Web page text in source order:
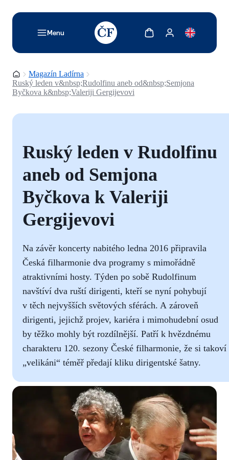
Menu
TODO: Add description for reader
Zobrazit košíkZobrazit můj účet
Domovská stránka
Magazín Ladírna
Ruský leden v&nbsp;Rudolfinu aneb od&nbsp;Semjona
Byčkova k&nbsp;Valeriji Gergijevovi
Ruský leden v Rudolfinu
aneb od Semjona
Byčkova k Valeriji
Gergijevovi
Na závěr koncerty nabitého ledna 2016 připravila
Česká filharmonie dva programy s mimořádně
atraktivními hosty. Týden po sobě Rudolfinum
navštíví dva ruští dirigenti, kteří se nyní pohybují
v těch nejvyšších světových sférách. A zároveň
dirigenti, jejichž projev, kariéra i mimohudební osud
by těžko mohly být rozdílnější. Patří k hvězdnému
charakteru 120. sezony České filharmonie, že si takoví
„velikáni“ téměř předají kliku dirigentské šatny.